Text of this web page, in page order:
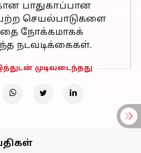
பாதுகாப்பான
செயல்பாடுகளை
நோக்கமாகக்
நடவடிக்கைகள்.
முடிவடைந்தது